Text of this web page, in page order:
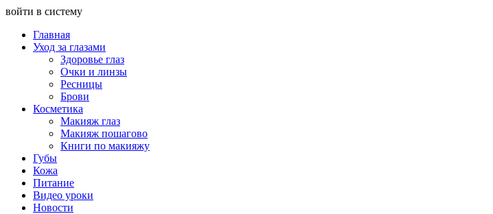
войти в систему
Главная
Уход за глазами
Здоровье глаз
Очки и линзы
Ресницы
Брови
Косметика
Макияж глаз
Макияж пошагово
Книги по макияжу
Губы
Кожа
Питание
Видео уроки
Новости